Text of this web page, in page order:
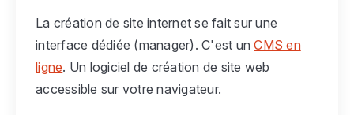
La création de site internet se fait sur une
interface dédiée (manager). C'est unCMS en
ligne. Un logiciel de création de site web
accessible sur votre navigateur.